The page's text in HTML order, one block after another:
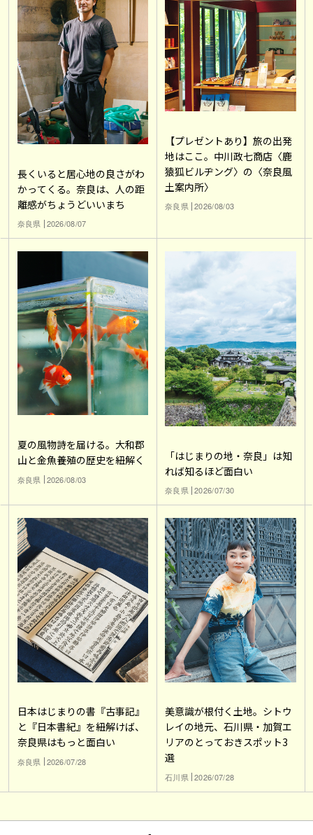
長くいると居心地の良さがわ
かってくる。奈良は、人の距
離感がちょうどいいまち
奈良県 2026/08/07
【プレゼントあり】旅の出発
地はここ。中川政七商店〈鹿
猿狐ビルヂング〉の〈奈良風
土案内所〉
奈良県 2026/08/03
夏の風物詩を届ける。大和郡
山と金魚養殖の歴史を紐解く
奈良県 2026/08/03
「はじまりの地・奈良」は知
れば知るほど面白い
奈良県 2026/07/30
日本はじまりの書『古事記』
と『日本書紀』を紐解けば、
奈良県はもっと面白い
奈良県 2026/07/28
美意識が根付く土地。シトウ
レイの地元、石川県・加賀エ
リアのとっておきスポット3
選
石川県 2026/07/28